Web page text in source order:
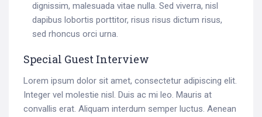
dignissim, malesuada vitae nulla. Sed viverra, nisl
dapibus lobortis porttitor, risus risus dictum risus,
sed rhoncus orci urna.
Special Guest Interview
Lorem ipsum dolor sit amet, consectetur adipiscing elit.
Integer vel molestie nisl. Duis ac mi leo. Mauris at
convallis erat. Aliquam interdum semper luctus. Aenean